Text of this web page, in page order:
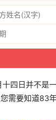
四日并不是
需要知道83